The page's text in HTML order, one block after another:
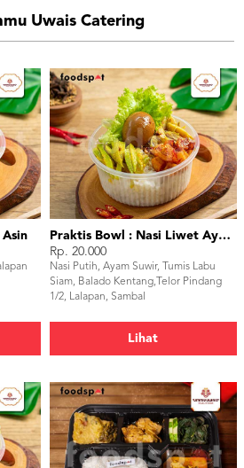
Uwais Catering
Praktis Bowl : Nasi Liwet Ayam Suwir
Rp. 20.000
Nasi Putih, Ayam Suwir, Tumis Labu
Siam, Balado Kentang,Telor Pindang
1/2, Lalapan, Sambal
Lihat